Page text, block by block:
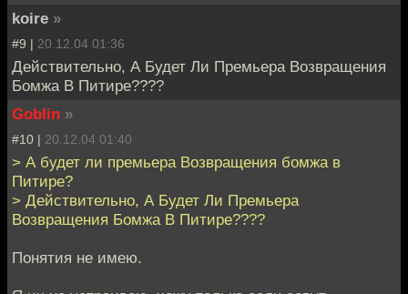
koire »
#9 | 20.12.04 01:36
Действительно, А Будет Ли Премьера Возвращения
Бомжа В Питире????
Goblin »
#10 | 20.12.04 01:40
> А будет ли премьера Возвращения бомжа в
Питире?
> Действительно, А Будет Ли Премьера
Возвращения Бомжа В Питире????
Понятия не имею.